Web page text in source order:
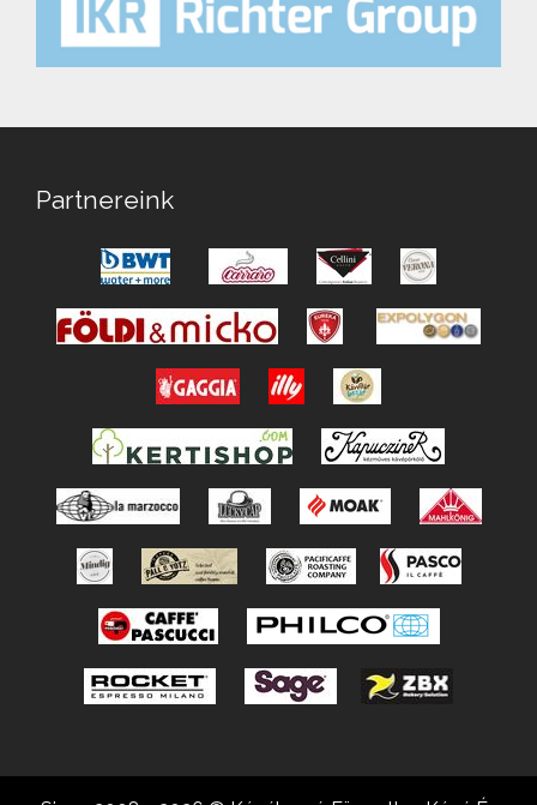
Partnereink